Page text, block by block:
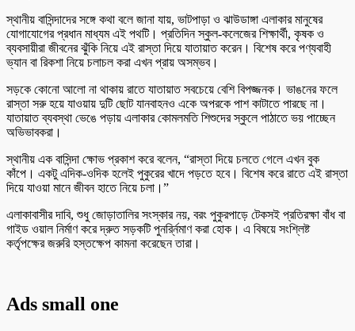
স্থানীয় বাসিন্দাদের সঙ্গে কথা বলে জানা যায়, ভাটপাড়া ও ঝাউডাঙ্গা এলাকার মানুষের
যোগাযোগের প্রধান মাধ্যম এই পথটি। প্রতিদিন স্কুল-কলেজের শিক্ষার্থী, কৃষক ও
ব্যবসায়ীরা জীবনের ঝুঁকি নিয়ে এই রাস্তা দিয়ে যাতায়াত করেন। বিশেষ করে পণ্যবাহী
ভ্যান বা রিকশা নিয়ে চলাচল করা এখন প্রায় অসম্ভব।
সড়কে কোনো আলো না থাকায় রাতে যাতায়াত সবচেয়ে বেশি বিপজ্জনক। ভাঙনের ফলে
রাস্তা সরু হয়ে যাওয়ায় দুটি ছোট যানবাহনও একে অপরকে পাশ কাটাতে পারছে না।
যাতায়াত ব্যবস্থা ভেঙে পড়ায় এলাকার কোমলমতি শিশুদের স্কুলে পাঠাতে ভয় পাচ্ছেন
অভিভাবকরা।
স্থানীয় এক বাসিন্দা ক্ষোভ প্রকাশ করে বলেন, “রাস্তা দিয়ে চলতে গেলে এখন বুক
কাঁপে। একটু এদিক-ওদিক হলেই পুকুরের খাদে পড়তে হবে। বিশেষ করে রাতে এই রাস্তা
দিয়ে যাওয়া মানে জীবন হাতে নিয়ে চলা।”
এলাকাবাসীর দাবি, শুধু জোড়াতালির সংস্কার নয়, বরং পুকুরপাড়ে টেকসই প্রতিরক্ষা বাঁধ বা
গাইড ওয়াল নির্মাণ করে দ্রুত সড়কটি পুনর্র্নিমাণ করা হোক। এ বিষয়ে সংশ্লিষ্ট
কর্তৃপক্ষের জরুরি হস্তক্ষেপ কামনা করেছেন তারা।
Ads small one